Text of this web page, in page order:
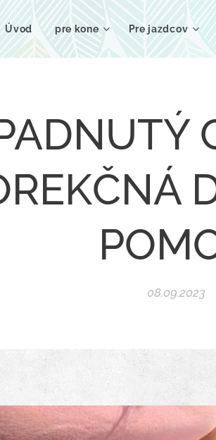
Úvod pre kone Pre jazdcov
08.09.2023